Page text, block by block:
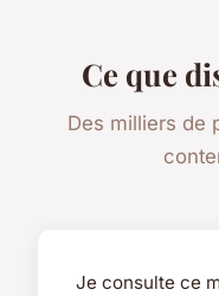
Ce que
Des milliers de
Je consulte ce